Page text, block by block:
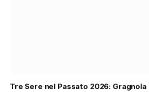
Tre Sere nel Passato 2026: